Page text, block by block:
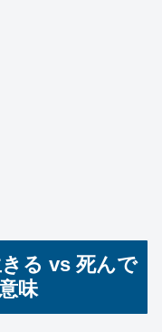
る vs 死んで
味